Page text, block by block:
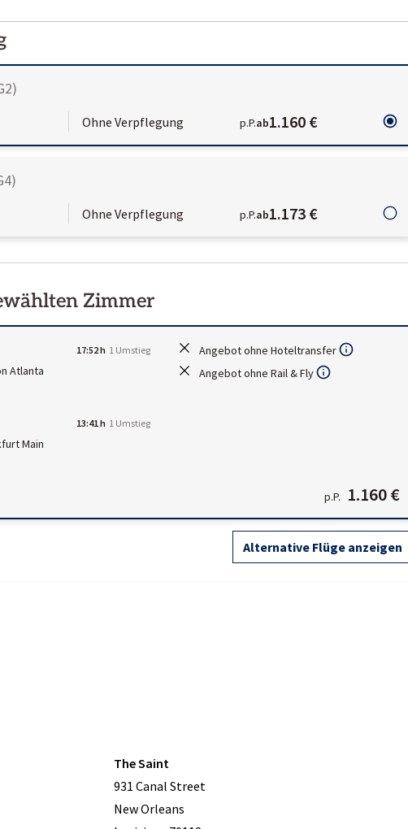
)
Ohne Verpflegung p.P.ab1.160 €
)
Ohne Verpflegung p.P.ab1.173 €
Zimmer
17:52 h 1 Umstieg
Atlanta
13:41 h 1 Umstieg
Main
Angebot ohne Hoteltransfer
Angebot ohne Rail & Fly
p.P. 1.160 €
Alternative Flüge anzeigen
The Saint
931 Canal Street
New Orleans